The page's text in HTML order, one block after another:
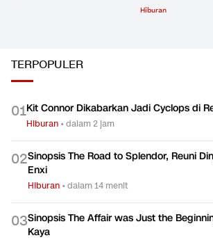
Hiburan
TERPOPULER
01Kit Connor Dikabarkan Jadi Cyclops di
Hiburan •dalam 2 jam
02Sinopsis The Road to Splendor, Reuni
Enxi
Hiburan •dalam 14 menit
03Sinopsis The Affair was Just the
Kaya